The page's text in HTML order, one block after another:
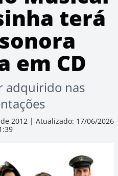
terá
em CD
adquirido nas
2012 | Atualizado: 17/06/2026